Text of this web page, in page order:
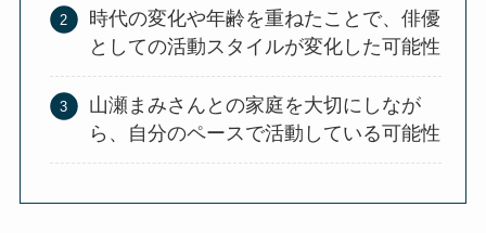
時代の変化や年齢を重ねたことで、俳優
としての活動スタイルが変化した可能性
山瀬まみさんとの家庭を大切にしなが
ら、自分のペースで活動している可能性